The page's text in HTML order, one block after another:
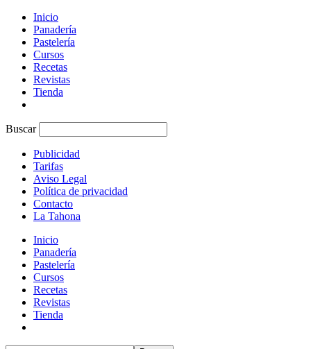
Inicio
Panadería
Pastelería
Cursos
Recetas
Revistas
Tienda
Buscar
Publicidad
Tarifas
Aviso Legal
Política de privacidad
Contacto
La Tahona
Inicio
Panadería
Pastelería
Cursos
Recetas
Revistas
Tienda